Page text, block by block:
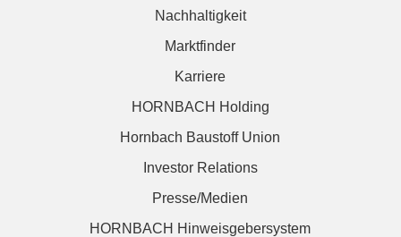
Nachhaltigkeit
Marktfinder
Karriere
HORNBACH Holding
Hornbach Baustoff Union
Investor Relations
Presse/Medien
HORNBACH Hinweisgebersystem